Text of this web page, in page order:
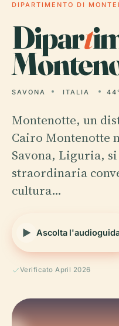
DIPARTIMENTO DI
Dipart
SAVONA ITALIA
Montenotte, un
Cairo Montenotte
Savona, Liguria,
straordinaria
cultura…
Ascolta
Verificato April 2026